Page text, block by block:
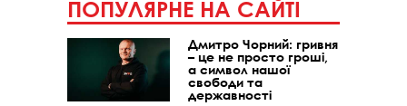
ПОПУЛЯРНЕ НА САЙТІ
Дмитро Чорний: гривня
– це не просто гроші,
а символ нашої
свободи та
державності